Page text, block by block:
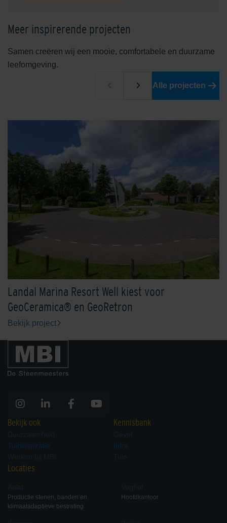
Meer inspirerende projecten
Samen creëren wij een mooie, comfortabele en duurzame
leefomgeving.
Alle projecten
Landal Marina Resort Well kiest voor
GeoCeramica® en GeoRetron
Bekijk project
Bekijk ook
Duurzaamheid
Tuininspiratie
Werken bij MBI
Kennisbank
Gevel
Infra
Tuin
Locaties
Aalst
Productie stenen, banden en
klimaatadaptieve bestrating
Veghel
Hoofdkantoor